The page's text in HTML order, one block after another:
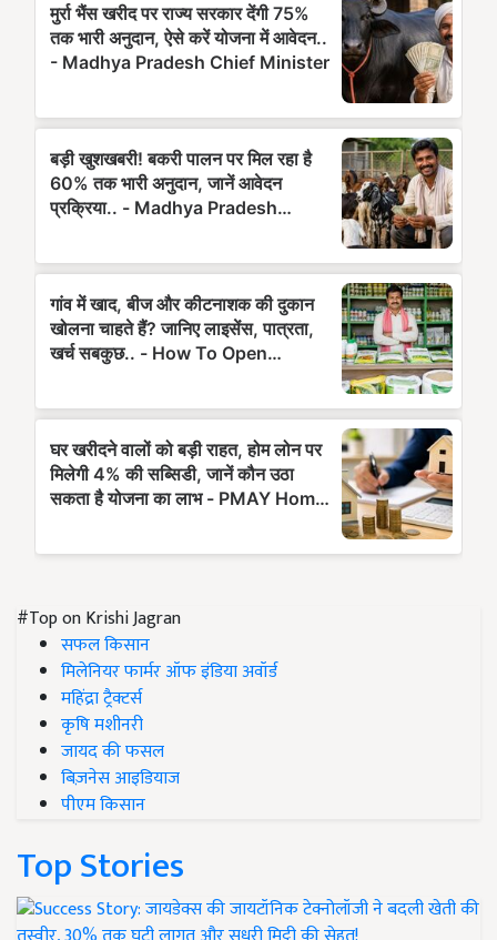
#Top on Krishi Jagran
सफल किसान
मिलेनियर फार्मर ऑफ इंडिया अवॉर्ड
महिंद्रा ट्रैक्टर्स
कृषि मशीनरी
जायद की फसल
बिज़नेस आइडियाज
पीएम किसान
Top Stories